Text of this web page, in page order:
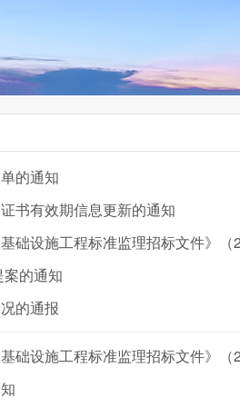
的通知
书有效期信息更新的通知
的通知
的通报